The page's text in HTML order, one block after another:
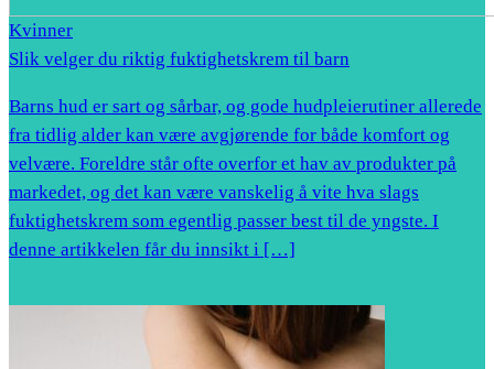
Kvinner
Slik velger du riktig fuktighetskrem til barn
Barns hud er sart og sårbar, og gode hudpleierutiner allerede
fra tidlig alder kan være avgjørende for både komfort og
velvære. Foreldre står ofte overfor et hav av produkter på
markedet, og det kan være vanskelig å vite hva slags
fuktighetskrem som egentlig passer best til de yngste. I
denne artikkelen får du innsikt i […]